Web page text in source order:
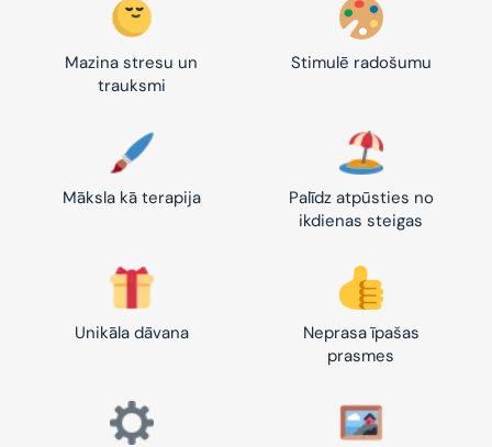
Mazina stresu un
trauksmi
Stimulē radošumu
Māksla kā terapija
Palīdz atpūsties no
ikdienas steigas
Unikāla dāvana
Neprasa īpašas
prasmes